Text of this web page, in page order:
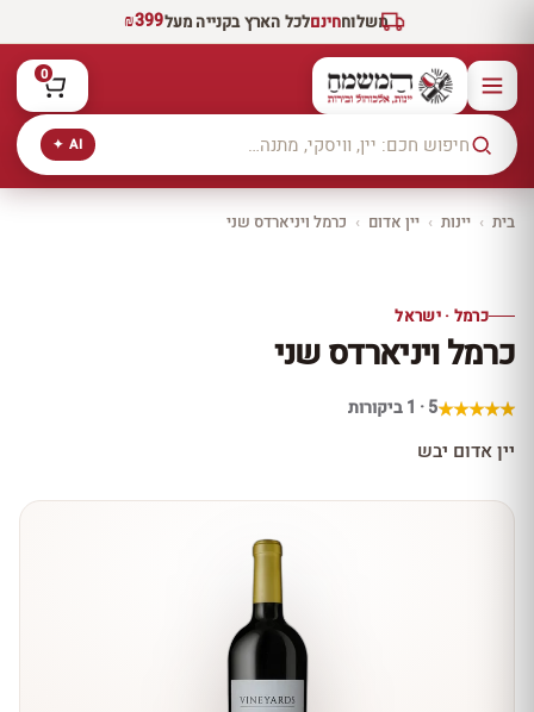
משלוחחינםלכל הארץ בקנייה מעל₪399
AI ✦
0
בית › יינות › יין אדום › כרמל ויניארדס שני
10% הנחה
עכשיו ב-10% הנחה
כרמל · ישראל
כרמל ויניארדס שני
5 · 1 ביקורות
יין אדום יבש